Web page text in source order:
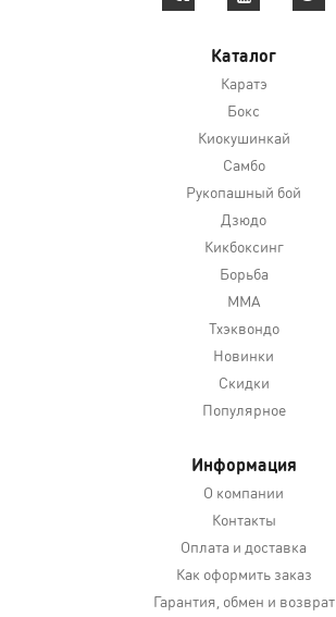
Каталог
Каратэ
Бокс
Киокушинкай
Самбо
Рукопашный бой
Дзюдо
Кикбоксинг
Борьба
MMA
Тхэквондо
Новинки
Скидки
Популярное
Информация
О компании
Контакты
Оплата и доставка
Как оформить заказ
Гарантия, обмен и возврат